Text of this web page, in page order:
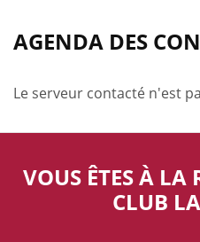
AGENDA DES
Le serveur contacté n'est
VOUS ÊTES À LA
CLUB